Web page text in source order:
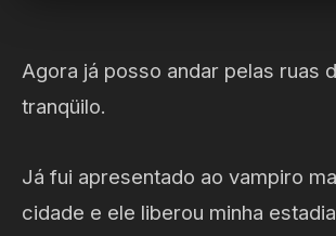
Agora já posso andar pelas ruas
tranqüilo.
Já fui apresentado ao vampiro
cidade e ele liberou minha